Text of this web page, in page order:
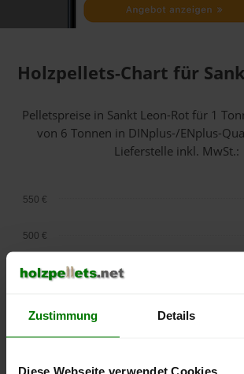
Zustimmung Details
Diese Webseite verwendet Cookies
Holzpellets-Chart für
Pelletspreise in Sankt Leon-Rot für 1
von 6 Tonnen in DINplus-/ENplus-
Lieferstelle inkl. MwSt.:
450 €
500 €
550 €